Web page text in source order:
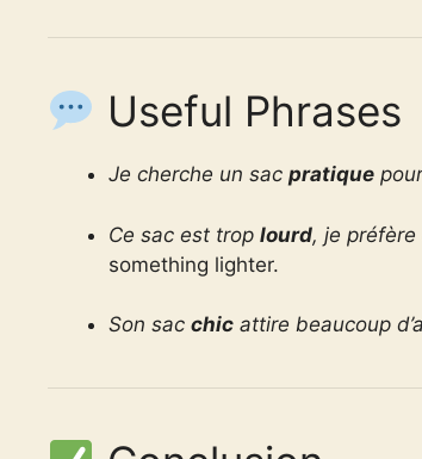
Useful Phrases
Je cherche un sac pratique
Ce sac est trop lourd, je
something lighter.
Son sac chic attire beaucoup